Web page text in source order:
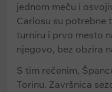
jednom meču i
Carlosu su potrebne
turniru i prvo mesto
njegovo, bez obzira
S tim rečenim,
Torinu. Završnica